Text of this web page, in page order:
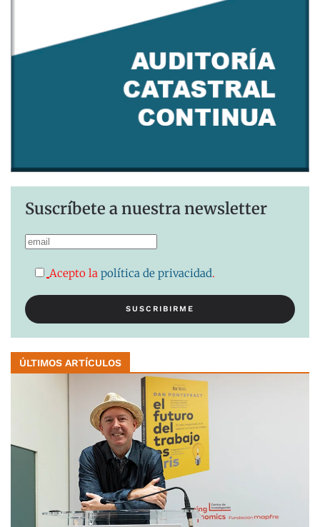
Suscríbete a nuestra newsletter
Acepto la política de privacidad.
ÚLTIMOS ARTÍCULOS